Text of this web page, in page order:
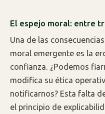
El espejo moral: entre
Una de las
moral emergente es la
confianza. ¿Podemos
modifica su ética
notificarnos? Esta falta
el principio de